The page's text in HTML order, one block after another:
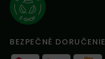
BEZPEČNÉ DORUČENIE